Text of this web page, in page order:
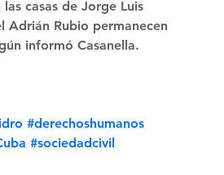
casas de Jorge Luis
Adrián Rubio permanecen
informó Casanella.
#derechoshumanos
#sociedadcivil